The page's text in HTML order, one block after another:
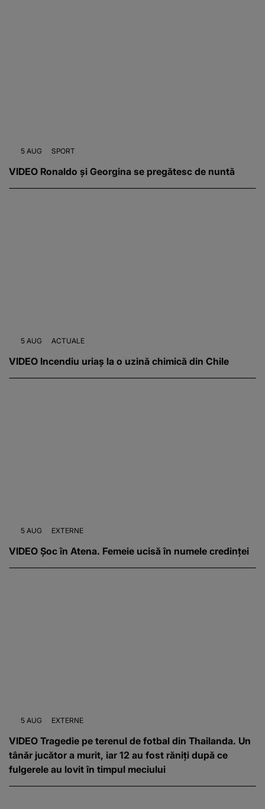
5 AUG SPORT
VIDEO Ronaldo și Georgina se pregătesc de nuntă
5 AUG ACTUALE
VIDEO Incendiu uriaș la o uzină chimică din Chile
5 AUG EXTERNE
VIDEO Șoc în Atena. Femeie ucisă în numele credinței
5 AUG EXTERNE
VIDEO Tragedie pe terenul de fotbal din Thailanda. Un
tânăr jucător a murit, iar 12 au fost răniți după ce
fulgerele au lovit în timpul meciului